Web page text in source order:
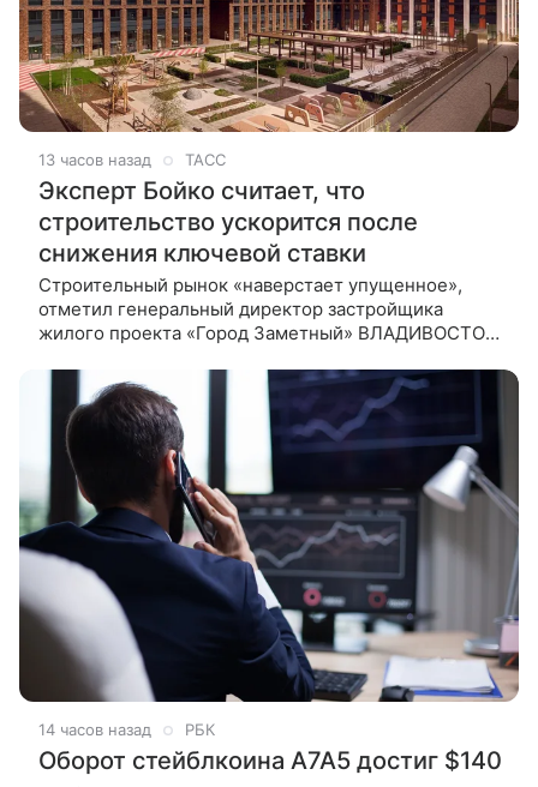
13 часов назад ТАСС
Эксперт Бойко считает, что
строительство ускорится после
снижения ключевой ставки
Строительный рынок «наверстает упущенное»,
отметил генеральный директор застройщика
жилого проекта «Город Заметный» ВЛАДИВОСТОК,
людей поддерживают
14 часов назад РБК
Оборот стейблкоина А7А5 достиг $140